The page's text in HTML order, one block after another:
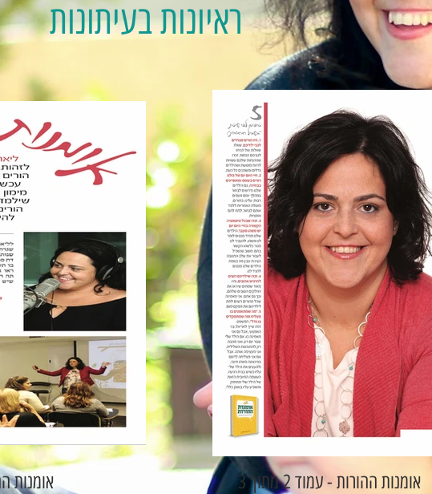
ראיונות בעיתונות
אומנות אומנות ההורות - עמוד 2 מתוך 3